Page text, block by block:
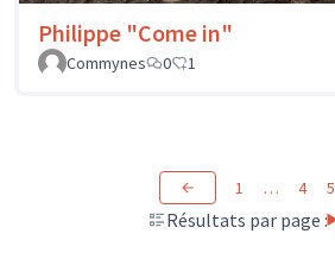
Philippe "Come in"
Commynes
0 1
Résultats par page :
1 … 4 5